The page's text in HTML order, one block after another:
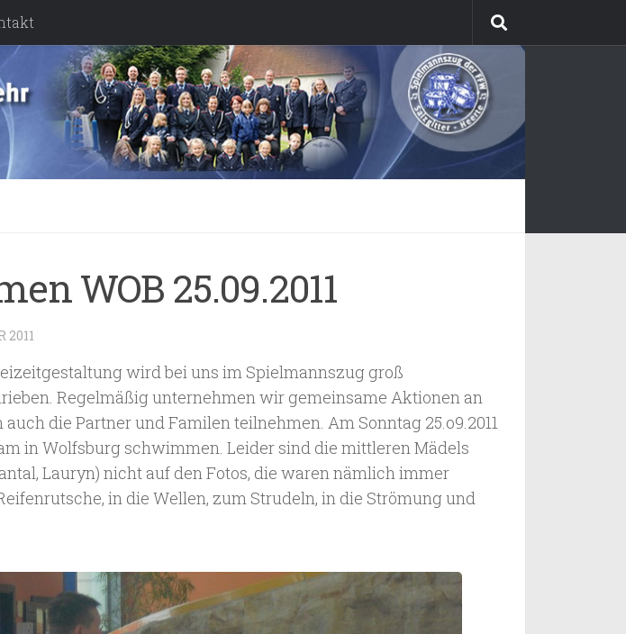
WOB 25.09.2011
2011
wird bei uns im Spielmannszug groß
Regelmäßig unternehmen wir gemeinsame Aktionen an
auch die Partner und Familen teilnehmen. Am Sonntag 25.o9.2011
in Wolfsburg schwimmen. Leider sind die mittleren Mädels
Lauryn) nicht auf den Fotos, die waren nämlich immer
in die Wellen, zum Strudeln, in die Strömung und